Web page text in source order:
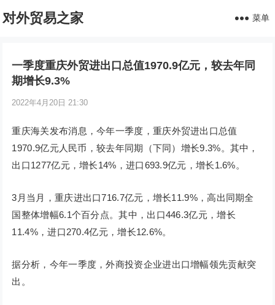
对外贸易之家 菜单
一季度重庆外贸进出口总值1970.9亿元，较去年同
期增长9.3%
2022年4月20日 21:30
重庆海关发布消息，今年一季度，重庆外贸进出口总值
1970.9亿元人民币，较去年同期（下同）增长9.3%。其中，
出口1277亿元，增长14%，进口693.9亿元，增长1.6%。
3月当月，重庆进出口716.7亿元，增长11.9%，高出同期全
国整体增幅6.1个百分点。其中，出口446.3亿元，增长
11.4%，进口270.4亿元，增长12.6%。
据分析，今年一季度，外商投资企业进出口增幅领先贡献突
出。